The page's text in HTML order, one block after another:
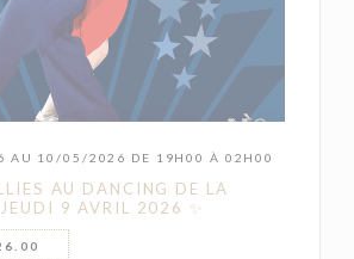
AU 10/05/2026 DE 19H00 À 02H00
AU DANCING DE LA
9 AVRIL 2026 ✨